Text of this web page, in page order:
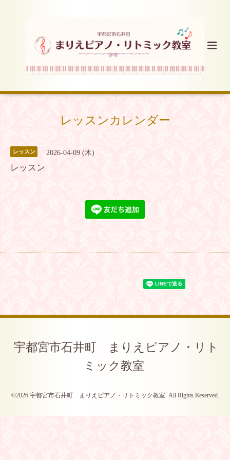
レッスンカレンダー
レッスン 2026-04-09 (木)
レッスン
宇都宮市石井町 まりえピアノ・リト
ミック教室
©2026 宇都宮市石井町 まりえピアノ・リトミック教室. All Rights Reserved.